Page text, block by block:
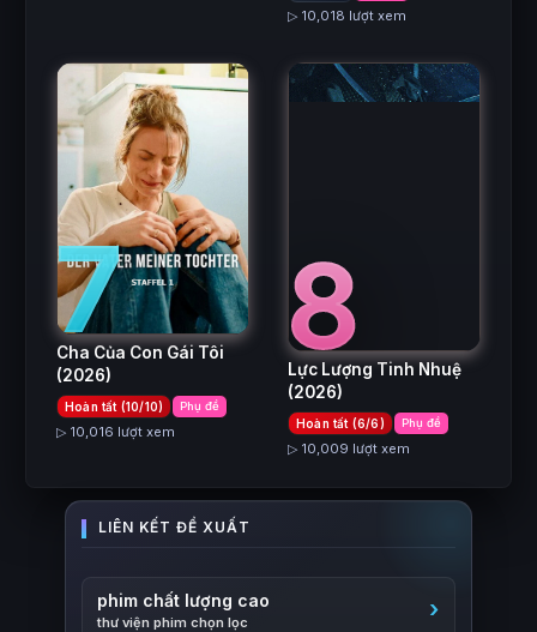
▷ 10,018 lượt xem
7
Cha Của Con Gái Tôi
(2026)
Hoàn tất (10/10) Phụ đề
▷ 10,016 lượt xem
8
Lực Lượng Tinh Nhuệ
(2026)
Hoàn tất (6/6) Phụ đề
▷ 10,009 lượt xem
phim chất lượng cao
thư viện phim chọn lọc